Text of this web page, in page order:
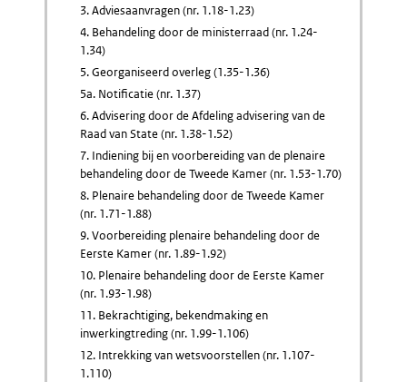
3. Adviesaanvragen (nr. 1.18-1.23)
4. Behandeling door de ministerraad (nr. 1.24-
1.34)
5. Georganiseerd overleg (1.35-1.36)
5a. Notificatie (nr. 1.37)
6. Advisering door de Afdeling advisering van de
Raad van State (nr. 1.38-1.52)
7. Indiening bij en voorbereiding van de plenaire
behandeling door de Tweede Kamer (nr. 1.53-1.70)
8. Plenaire behandeling door de Tweede Kamer
(nr. 1.71-1.88)
9. Voorbereiding plenaire behandeling door de
Eerste Kamer (nr. 1.89-1.92)
10. Plenaire behandeling door de Eerste Kamer
(nr. 1.93-1.98)
11. Bekrachtiging, bekendmaking en
inwerkingtreding (nr. 1.99-1.106)
12. Intrekking van wetsvoorstellen (nr. 1.107-
1.110)